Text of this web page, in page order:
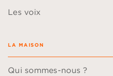
Les voix
LA MAISON
Qui sommes-nous ?